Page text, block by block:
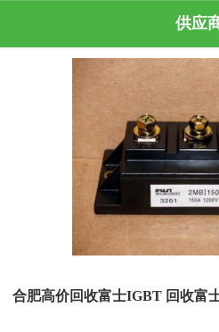
供应
合肥高价回收富士IGBT 回收富